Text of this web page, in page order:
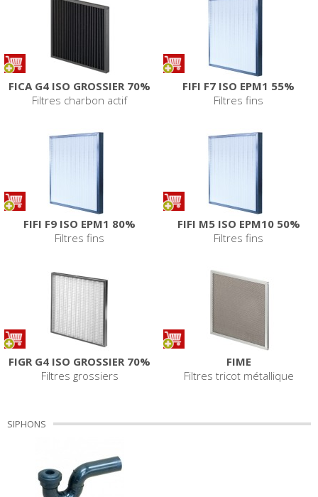
FICA G4 ISO GROSSIER 70%
Filtres charbon actif
FIFI F7 ISO EPM1 55%
Filtres fins
FIFI F9 ISO EPM1 80%
Filtres fins
FIFI M5 ISO EPM10 50%
Filtres fins
FIGR G4 ISO GROSSIER 70%
Filtres grossiers
FIME
Filtres tricot métallique
SIPHONS